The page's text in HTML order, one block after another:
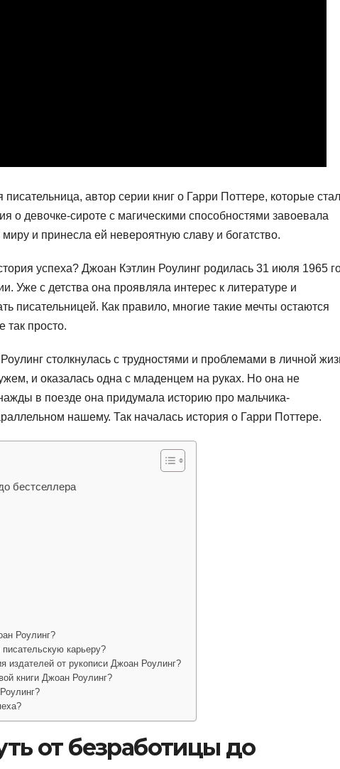
автор серии книг о Гарри Поттере, которые
о девочке-сироте с магическими способностями завоевала
и принесла ей невероятную славу и богатство.
успеха? Джоан Кэтлин Роулинг родилась 31 июля 1965
Уже с детства она проявляла интерес к литературе и
писательницей. Как правило, многие такие мечты остаются
так просто.
столкнулась с трудностями и проблемами в личной
и оказалась одна с младенцем на руках. Но она не
в поезде она придумала историю про мальчика-
нашему. Так началась история о Гарри Поттере.
бестселлера
Роулинг?
карьеру?
издателей от рукописи Джоан Роулинг?
книги Джоан Роулинг?
от безработицы до